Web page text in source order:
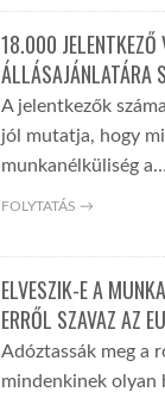
18.000
ÁLLÁSAJÁNLATÁRA
A jelentkezők
jól mutatja, hogy
munkanélküliség a…
FOLYTATÁS →
ELVESZIK-E A
ERRŐL SZAVAZ AZ
Adóztassák meg a
mindenkinek olyan